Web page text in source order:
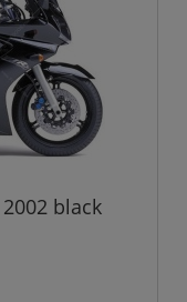
2002 black